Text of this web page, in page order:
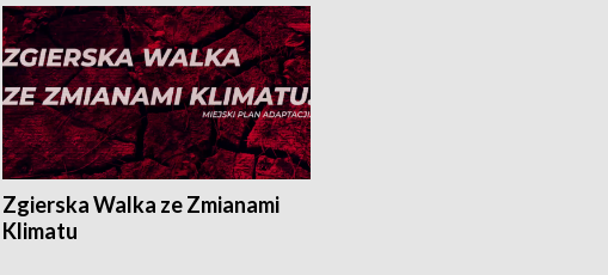
Zgierska Walka ze Zmianami
Klimatu